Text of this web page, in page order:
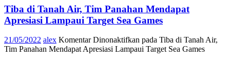
Tiba di Tanah Air, Tim Panahan Mendapat
Apresiasi Lampaui Target Sea Games
21/05/2022 alex Komentar Dinonaktifkan pada Tiba di Tanah Air,
Tim Panahan Mendapat Apresiasi Lampaui Target Sea Games